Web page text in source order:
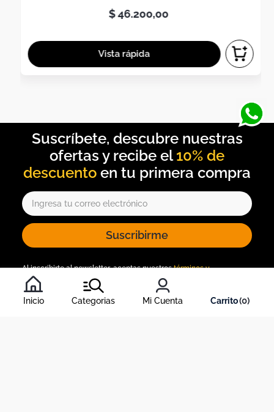
Inicio Categorias Mi Cuenta 0
$46.200,00
10% de
descuento
Suscribirme
Al inscribirte al newsletter, aceptas nuestrostérminos y
condiciones
, y nuestra política de tratamiento de información